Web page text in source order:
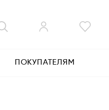
ПОКУПАТЕЛЯМ